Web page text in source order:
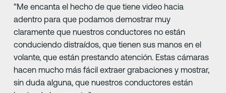
"Me encanta el hecho de que tiene video hacia
adentro para que podamos demostrar muy
claramente que nuestros conductores no están
conduciendo distraídos, que tienen sus manos en el
volante, que están prestando atención. Estas cámaras
hacen mucho más fácil extraer grabaciones y mostrar,
sin duda alguna, que nuestros conductores están